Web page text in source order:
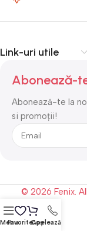
Link-uri utile
Abonează-
Abonează-te la
si promoții!
© 2026 Fenix.
MenuFavoriteCoș
Apelează-ne